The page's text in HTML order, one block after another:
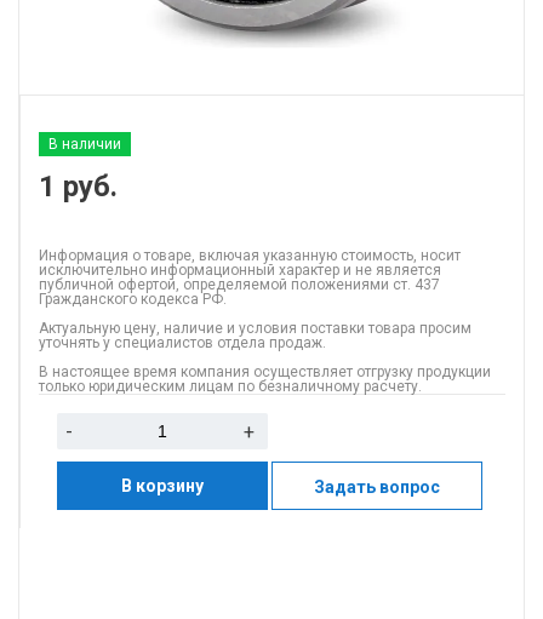
В наличии
1 руб.
Информация о товаре, включая указанную стоимость, носит
исключительно информационный характер и не является
публичной офертой, определяемой положениями ст. 437
Гражданского кодекса РФ.
Актуальную цену, наличие и условия поставки товара просим
уточнять у специалистов отдела продаж.
В настоящее время компания осуществляет отгрузку продукции
только юридическим лицам по безналичному расчету.
- +
В корзину Задать вопрос